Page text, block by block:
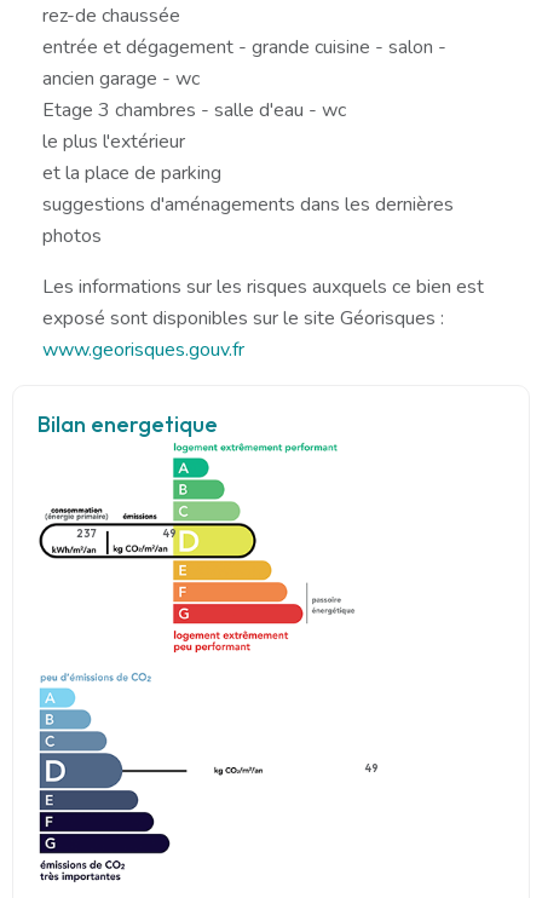
rez-de chaussée
entrée et dégagement - grande cuisine - salon -
ancien garage - wc
Etage 3 chambres - salle d'eau - wc
le plus l'extérieur
et la place de parking
suggestions d'aménagements dans les dernières
photos
Les informations sur les risques auxquels ce bien est
exposé sont disponibles sur le site Géorisques :
www.georisques.gouv.fr
Bilan energetique
237 49
49